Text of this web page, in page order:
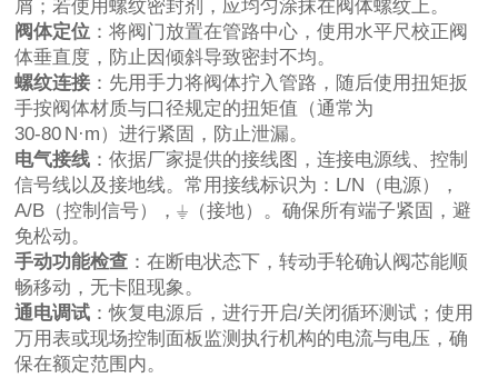
屑；若使用螺纹密封剂，应均匀涂抹在阀体螺纹上。
阀体定位 ：将阀门放置在管路中心，使用水平尺校正阀
体垂直度，防止因倾斜导致密封不均。
螺纹连接 ：先用手力将阀体拧入管路，随后使用扭矩扳
手按阀体材质与口径规定的扭矩值（通常为
30‑80 N·m）进行紧固，防止泄漏。
电气接线 ：依据厂家提供的接线图，连接电源线、控制
信号线以及接地线。常用接线标识为：L/N（电源），
A/B（控制信号），⏚（接地）。确保所有端子紧固，避
免松动。
手动功能检查 ：在断电状态下，转动手轮确认阀芯能顺
畅移动，无卡阻现象。
通电调试 ：恢复电源后，进行开启/关闭循环测试；使用
万用表或现场控制面板监测执行机构的电流与电压，确
保在额定范围内。